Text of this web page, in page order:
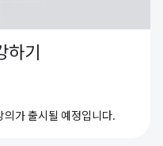
기
의가 출시될 예정입니다.